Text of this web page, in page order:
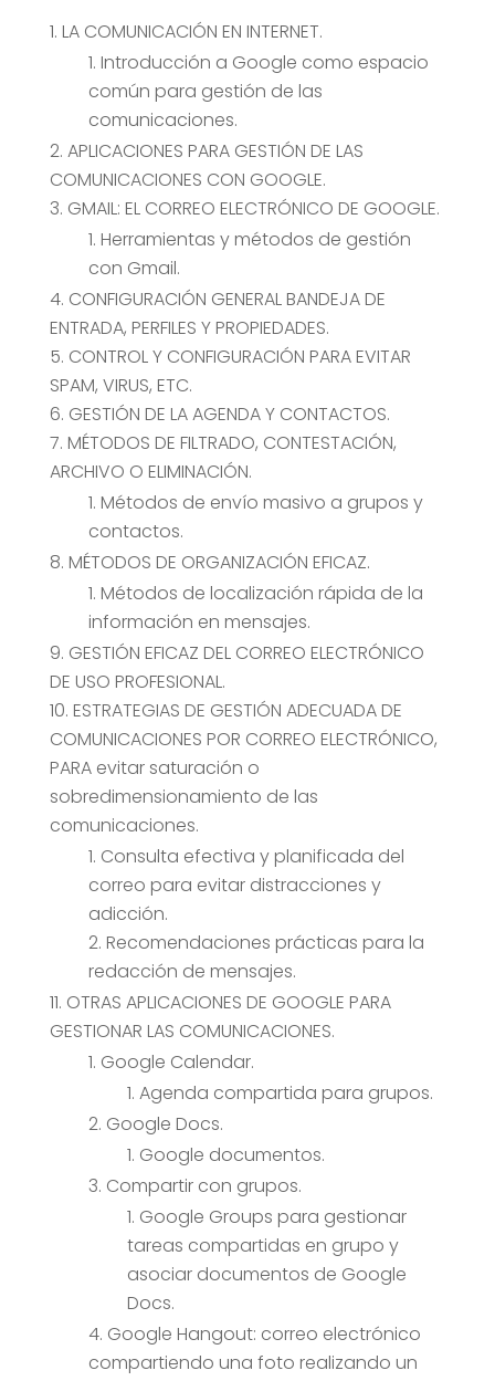
LA COMUNICACIÓN EN INTERNET.
Introducción a Google como espacio
común para gestión de las
comunicaciones.
APLICACIONES PARA GESTIÓN DE LAS
COMUNICACIONES CON GOOGLE.
GMAIL: EL CORREO ELECTRÓNICO DE GOOGLE.
Herramientas y métodos de gestión
con Gmail.
CONFIGURACIÓN GENERAL BANDEJA DE
ENTRADA, PERFILES Y PROPIEDADES.
CONTROL Y CONFIGURACIÓN PARA EVITAR
SPAM, VIRUS, ETC.
GESTIÓN DE LA AGENDA Y CONTACTOS.
MÉTODOS DE FILTRADO, CONTESTACIÓN,
ARCHIVO O ELIMINACIÓN.
Métodos de envío masivo a grupos y
contactos.
MÉTODOS DE ORGANIZACIÓN EFICAZ.
Métodos de localización rápida de la
información en mensajes.
GESTIÓN EFICAZ DEL CORREO ELECTRÓNICO
DE USO PROFESIONAL.
ESTRATEGIAS DE GESTIÓN ADECUADA DE
COMUNICACIONES POR CORREO ELECTRÓNICO,
PARA evitar saturación o
sobredimensionamiento de las
comunicaciones.
Consulta efectiva y planificada del
correo para evitar distracciones y
adicción.
Recomendaciones prácticas para la
redacción de mensajes.
OTRAS APLICACIONES DE GOOGLE PARA
GESTIONAR LAS COMUNICACIONES.
Google Calendar.
Agenda compartida para grupos.
Google Docs.
Google documentos.
Compartir con grupos.
Google Groups para gestionar
tareas compartidas en grupo y
asociar documentos de Google
Docs.
Google Hangout: correo electrónico
compartiendo una foto realizando un